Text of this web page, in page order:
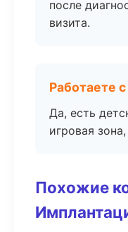
после
визита.
Работаете
Да, есть
игровая
Похожие